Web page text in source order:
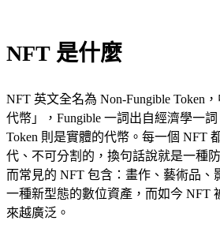
NFT 是什麼
NFT 英文全名為 Non-Fungible Token
代幣」，Fungible 一詞出自經濟學一
Token 則是實體的代幣。每一個 NFT
代、不可分割的，換句話說就是一種
而常見的 NFT 包含：畫作、藝術品、
一種新型態的數位資產，而如今 NFT
來越廣泛。